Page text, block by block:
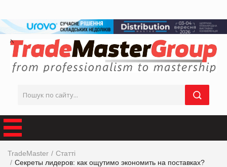
TradeMaster
Статті
Секреты лидеров: как ощутимо экономить на поставках?